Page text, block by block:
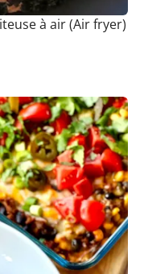
à air (Air fryer)